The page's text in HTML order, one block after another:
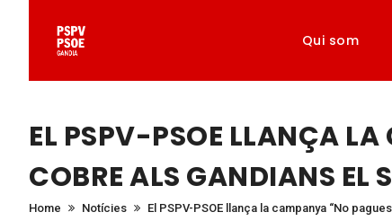
Qui som
EL PSPV-PSOE LLANÇA
COBRE ALS GANDIANS EL
Home Notícies El PSPV-PSOE llança la campanya “No